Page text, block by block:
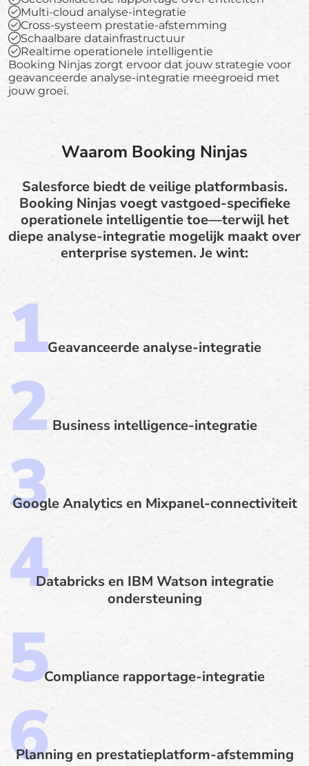
Multi-cloud analyse-integratie
Cross-systeem prestatie-afstemming
Schaalbare datainfrastructuur
Realtime operationele intelligentie
Booking Ninjas zorgt ervoor dat jouw strategie voor
geavanceerde analyse-integratie meegroeid met
jouw groei.
Waarom Booking Ninjas
Salesforce biedt de veilige platformbasis.
Booking Ninjas voegt vastgoed-specifieke
operationele intelligentie toe—terwijl het
diepe analyse-integratie mogelijk maakt over
enterprise systemen. Je wint:
Geavanceerde analyse-integratie
Business intelligence-integratie
Google Analytics en Mixpanel-connectiviteit
Databricks en IBM Watson integratie
ondersteuning
Compliance rapportage-integratie
Planning en prestatieplatform-afstemming